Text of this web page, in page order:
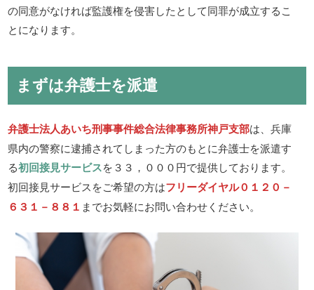
の同意がなければ監護権を侵害したとして同罪が成立するこ
とになります。
まずは弁護士を派遣
弁護士法人あいち刑事事件総合法律事務所神戸支部は、兵庫
県内の警察に逮捕されてしまった方のもとに弁護士を派遣す
る初回接見サービスを３３，０００円で提供しております。
初回接見サービスをご希望の方はフリーダイヤル０１２０－
６３１－８８１ までお気軽にお問い合わせください。